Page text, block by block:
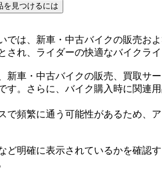
を見つけるには
では、新車・中古バイクの販売お
れ、ライダーの快適なバイクラ
新車・中古バイクの販売、買取サ
。さらに、バイク購入時に関連
で頻繁に通う可能性があるため
ど明確に表示されているかを確認